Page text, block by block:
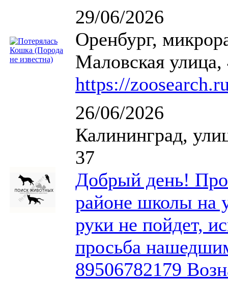
29/06/2026
Оренбург,
Маловская улица,
https://
26/06/2026
Калининград,
37
Добрый день!
районе школы на
руки не пойдет,
просьба
89506782179